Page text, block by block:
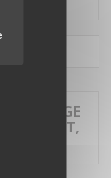
CALAGE
SEAT,